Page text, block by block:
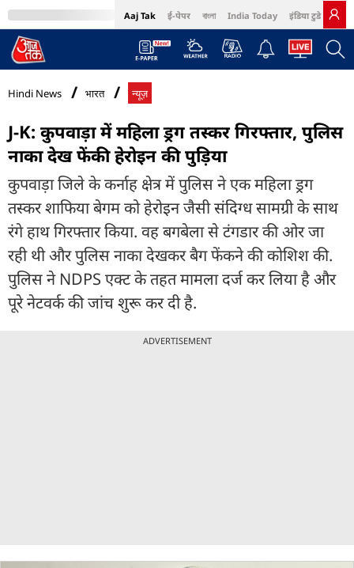
Aaj Tak ई-पेपर বাংলা India Today इंडिया टुडे हिंदी
MumbaiTak Cosmopolitan Harper's Bazaar Northeast
Hindi News भारत न्यूज़
J-K: कुपवाड़ा में महिला ड्रग तस्कर गिरफ्तार, पुलिस
नाका देख फेंकी हेरोइन की पुड़िया
कुपवाड़ा जिले के कर्नाह क्षेत्र में पुलिस ने एक महिला ड्रग
तस्कर शाफिया बेगम को हेरोइन जैसी संदिग्ध सामग्री के साथ
रंगे हाथ गिरफ्तार किया. वह बगबेला से टंगडार की ओर जा
रही थी और पुलिस नाका देखकर बैग फेंकने की कोशिश की.
पुलिस ने NDPS एक्ट के तहत मामला दर्ज कर लिया है और
पूरे नेटवर्क की जांच शुरू कर दी है.
ADVERTISEMENT